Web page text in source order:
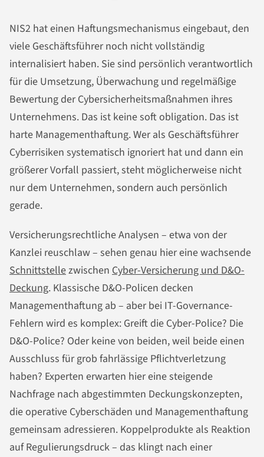
NIS2 hat einen Haftungsmechanismus eingebaut, den
viele Geschäftsführer noch nicht vollständig
internalisiert haben. Sie sind persönlich verantwortlich
für die Umsetzung, Überwachung und regelmäßige
Bewertung der Cybersicherheitsmaßnahmen ihres
Unternehmens. Das ist keine soft obligation. Das ist
harte Managementhaftung. Wer als Geschäftsführer
Cyberrisiken systematisch ignoriert hat und dann ein
größerer Vorfall passiert, steht möglicherweise nicht
nur dem Unternehmen, sondern auch persönlich
gerade.
Versicherungsrechtliche Analysen – etwa von der
Kanzlei reuschlaw – sehen genau hier eine wachsende
Schnittstellezwischen Cyber-Versicherung und D&O-
Deckung. Klassische D&O-Policen decken
Managementhaftung ab – aber bei IT-Governance-
Fehlern wird es komplex: Greift die Cyber-Police? Die
D&O-Police? Oder keine von beiden, weil beide einen
Ausschluss für grob fahrlässige Pflichtverletzung
haben? Experten erwarten hier eine steigende
Nachfrage nach abgestimmten Deckungskonzepten,
die operative Cyberschäden und Managementhaftung
gemeinsam adressieren. Koppelprodukte als Reaktion
auf Regulierungsdruck – das klingt nach einer